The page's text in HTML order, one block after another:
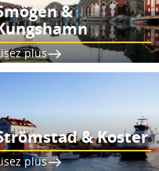
&
plus
& Koster
plus